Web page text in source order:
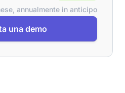
annualmente in anticipo
una demo